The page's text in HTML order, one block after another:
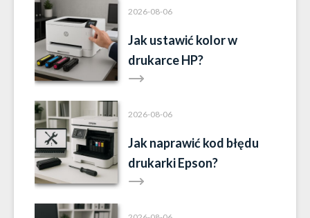
2026-08-06
Jak ustawić kolor w
drukarce HP?
2026-08-06
Jak naprawić kod błędu
drukarki Epson?